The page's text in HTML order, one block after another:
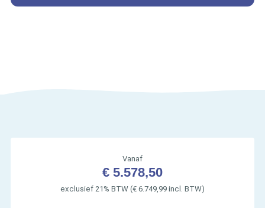
Vanaf
€ 5.578,50
exclusief 21% BTW (€ 6.749,99 incl. BTW)